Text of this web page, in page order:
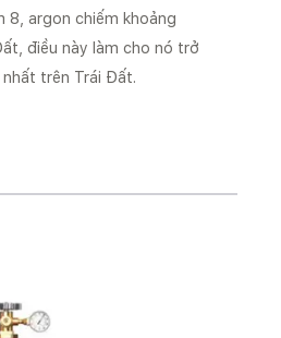
argon chiếm khoảng
điều này làm cho nó trở
nhất trên Trái Đất.